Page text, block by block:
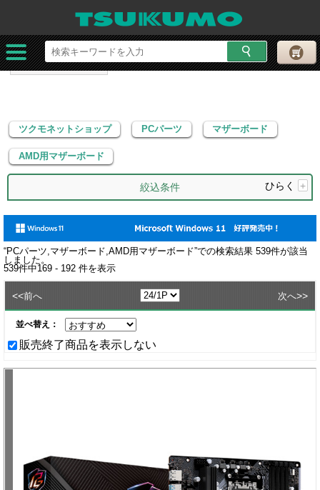
ツクモネットショップ PCパーツ
マザーボード
AMD用マザーボード
ツクモネットショップ PCパーツ マザーボード
AMD用マザーボード
絞込条件 ひらく +
“PCパーツ,マザーボード,AMD用マザーボード”での検索結果 539件が該当
しました。
539件中169 - 192 件を表示
<<前へ 次へ>>
並べ替え：
販売終了商品を表示しない